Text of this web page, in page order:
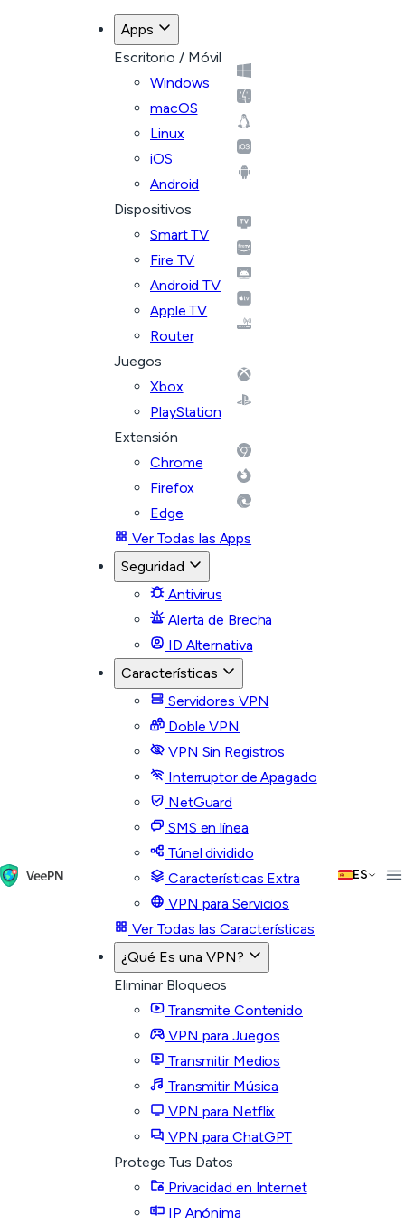
Apps
Escritorio / Móvil
Windows
macOS
Linux
iOS
Android
Dispositivos
Smart TV
Fire TV
Android TV
Apple TV
Router
Juegos
Xbox
PlayStation
Extensión
Chrome
Firefox
Edge
Ver Todas las Apps
Seguridad
Antivirus
Alerta de Brecha
ID Alternativa
Características
Servidores VPN
Doble VPN
VPN Sin Registros
Interruptor de Apagado
NetGuard
SMS en línea
Túnel dividido
Características Extra
VPN para Servicios
Ver Todas las Características
¿Qué Es una VPN?
Eliminar Bloqueos
Transmite Contenido
VPN para Juegos
Transmitir Medios
Transmitir Música
VPN para Netflix
VPN para ChatGPT
Protege Tus Datos
Privacidad en Internet
IP Anónima
ES